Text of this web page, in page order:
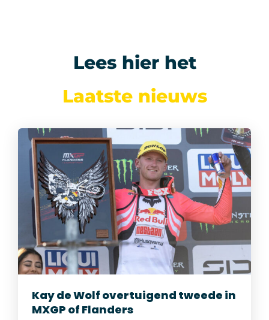
Lees hier het
Laatste nieuws
Kay de Wolf overtuigend tweede in
MXGP of Flanders